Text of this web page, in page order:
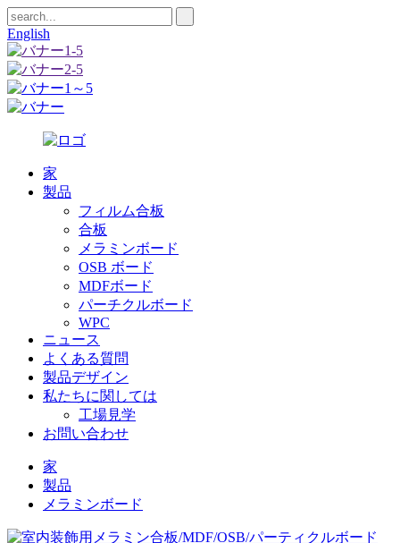
English
家
製品
フィルム合板
合板
メラミンボード
OSB ボード
MDFボード
パーチクルボード
WPC
ニュース
よくある質問
製品デザイン
私たちに関しては
工場見学
お問い合わせ
家
製品
メラミンボード